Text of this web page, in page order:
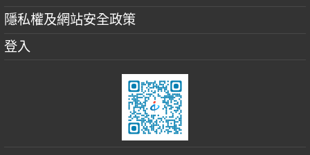
隱私權及網站安全政策
登入